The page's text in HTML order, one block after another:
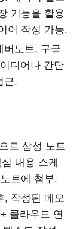
기능을 활용
어 작성 가능.
버노트, 구글
디어나 간단
근.
로 삼성 노트
내용 스케
트에 첨부.
, 작성된 메모
클라우드 연